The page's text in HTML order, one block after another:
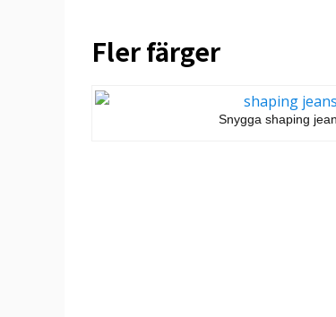
Fler färger
Snygga shaping